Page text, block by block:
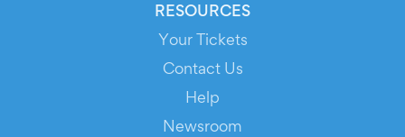
RESOURCES
Your Tickets
Contact Us
Help
Newsroom